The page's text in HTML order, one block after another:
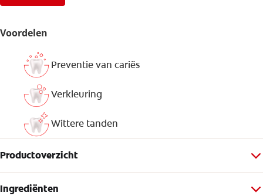
Voordelen
Preventie van cariës
Verkleuring
Wittere tanden
Productoverzicht
Ingrediënten